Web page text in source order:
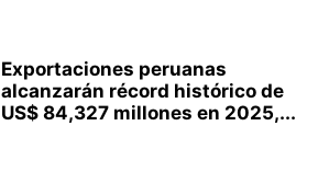
Exportaciones peruanas
alcanzarán récord histórico de
US$ 84,327 millones en 2025,...